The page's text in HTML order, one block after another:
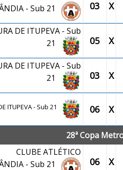
- Sub 21
03 X
DE ITUPEVA - Sub
21
05 X
DE ITUPEVA - Sub
21
03 X
ITUPEVA - Sub 21 06 X
28ª Copa
CLUBE ATLÉTICO
- Sub 21
06 X